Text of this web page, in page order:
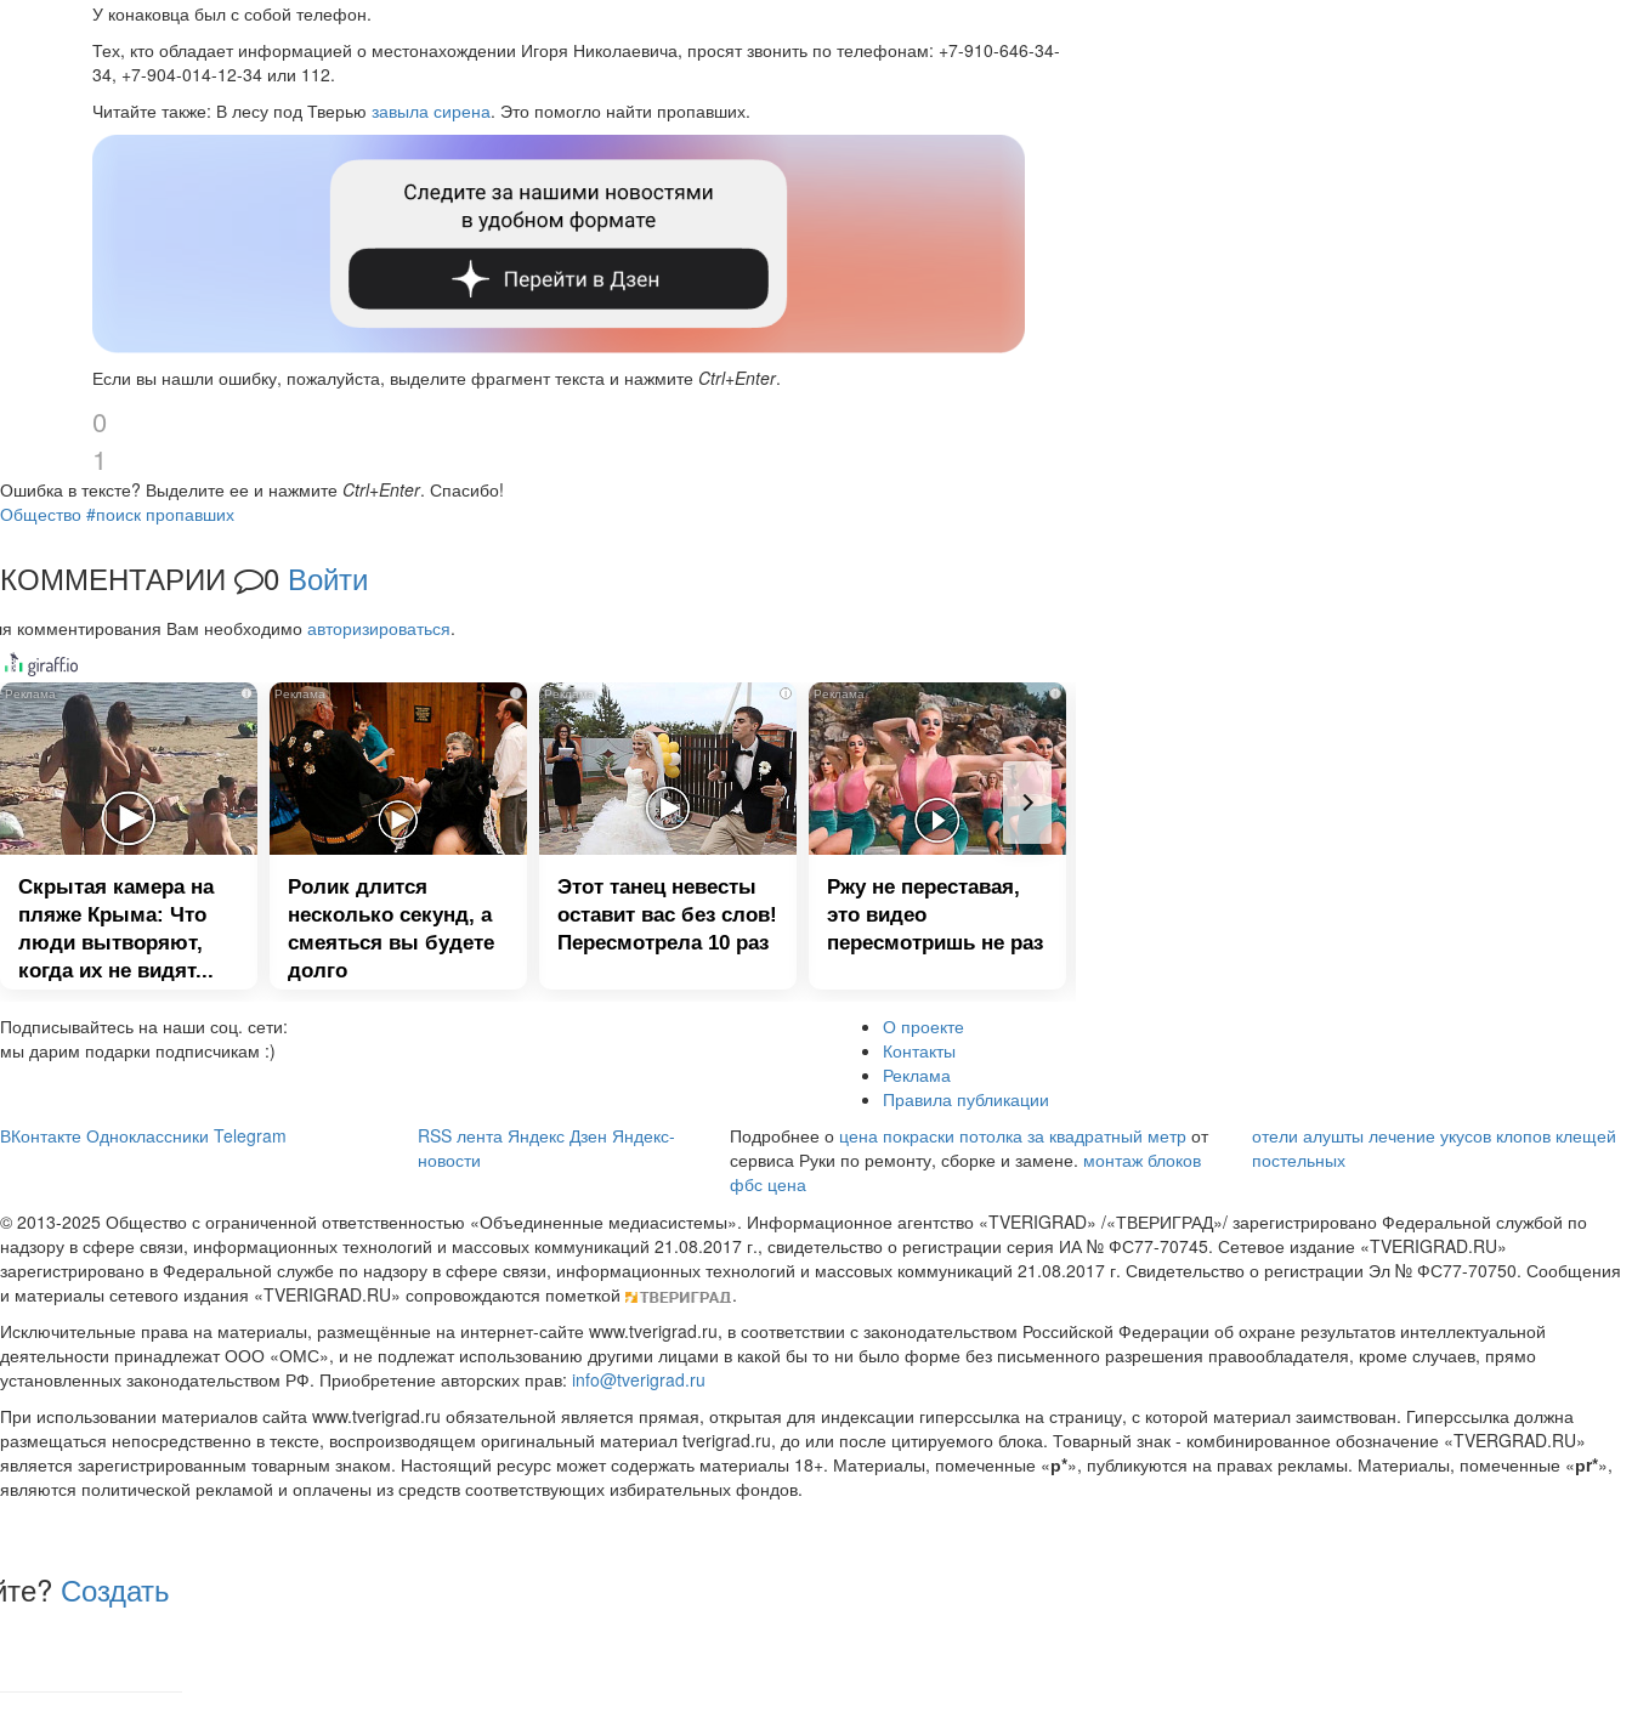
У конаковца был с собой телефон.
Тех, кто обладает информацией о местонахождении Игоря Николаевича, просят звонить по телефонам: +7-910-646-34-
34, +7-904-014-12-34 или 112.
Читайте также: В лесу под Тверьюзавыла сирена. Это помогло найти пропавших.
Если вы нашли ошибку, пожалуйста, выделите фрагмент текста и нажмите Ctrl+Enter.
0
1
Ошибка в тексте? Выделите ее и нажмите Ctrl+Enter. Спасибо!
Общество #поиск пропавших
КОММЕНТАРИИ 0 Войти
комментирования Вам необходимо авторизироваться.
i
Скрытая камера на
пляже Крыма: Что
люди вытворяют,
когда их не видят...
i
Ролик длится
несколько секунд, а
смеяться вы будете
долго
i
Этот танец невесты
оставит вас без слов!
Пересмотрела 10 раз
i
Ржу не переставая,
это видео
пересмотришь не раз
О проекте
Контакты
Реклама
Правила публикации
Подписывайтесь на наши соц. сети:
мы дарим подарки подписчикам :)
ВКонтакте Одноклассники Telegram RSS лента Яндекс Дзен Яндекс-
новости
Подробнее о цена покраски потолка за квадратный метр от
сервиса Руки по ремонту, сборке и замене. монтаж блоков
фбс цена
отели алушты лечение укусов клопов клещей
постельных
© 2013-2025 Общество с ограниченной ответственностью «Объединенные медиасистемы». Информационное агентство «TVERIGRAD» /«ТВЕРИГРАД»/ зарегистрировано Федеральной службой по
надзору в сфере связи, информационных технологий и массовых коммуникаций 21.08.2017 г., свидетельство о регистрации серия ИА № ФС77-70745. Сетевое издание «TVERIGRAD.RU»
зарегистрировано в Федеральной службе по надзору в сфере связи, информационных технологий и массовых коммуникаций 21.08.2017 г. Свидетельство о регистрации Эл № ФС77-70750. Сообщения
и материалы сетевого издания «TVERIGRAD.RU» сопровождаются пометкой
.
Исключительные права на материалы, размещённые на интернет-сайте www.tverigrad.ru, в соответствии с законодательством Российской Федерации об охране результатов интеллектуальной
деятельности принадлежат ООО «ОМС», и не подлежат использованию другими лицами в какой бы то ни было форме без письменного разрешения правообладателя, кроме случаев, прямо
установленных законодательством РФ. Приобретение авторских прав: info@tverigrad.ru
При использовании материалов сайта www.tverigrad.ru обязательной является прямая, открытая для индексации гиперссылка на страницу, с которой материал заимствован. Гиперссылка должна
размещаться непосредственно в тексте, воспроизводящем оригинальный материал tverigrad.ru, до или после цитируемого блока. Товарный знак - комбинированное обозначение «TVERGRAD.RU»
является зарегистрированным товарным знаком. Настоящий ресурс может содержать материалы 18+. Материалы, помеченные «р*», публикуются на правах рекламы. Материалы, помеченные «рr*»,
являются политической рекламой и оплачены из средств соответствующих избирательных фондов.
Создать